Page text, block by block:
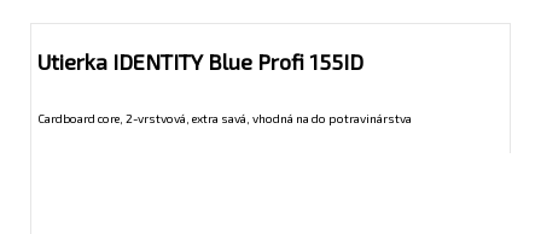
Utierka IDENTITY Blue Profi 155ID
Cardboard core, 2-vrstvová, extra savá, vhodná na do potravinárstva